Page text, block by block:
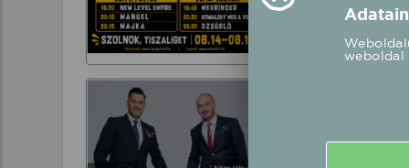
2026.08.14weboldal